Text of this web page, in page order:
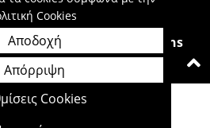
Αθανασόπουλος
Interactive Net Solutions
Cookies
Αποδοχή
Απόρριψη
Cookies